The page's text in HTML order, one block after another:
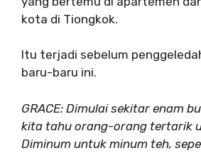
kota di Tiongkok.
Itu terjadi sebelum
baru-baru ini.
GRACE: Dimulai sekitar enam
kita tahu orang-orang tertarik
Diminum untuk minum teh,